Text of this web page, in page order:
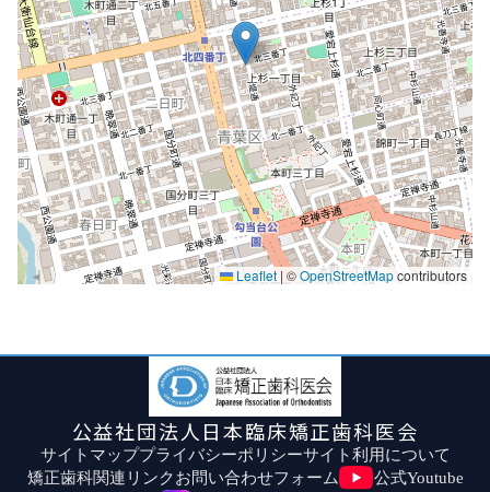
Leaflet | ©OpenStreetMapcontributors
公益社団法人日本臨床矯正歯科医会
サイトマッププライバシーポリシーサイト利用について
矯正歯科関連リンクお問い合わせフォーム 公式Youtube